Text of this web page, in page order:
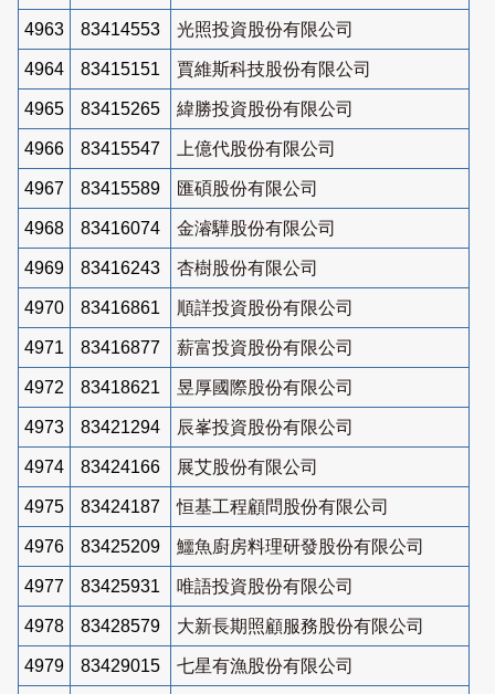
4963 83414553 光照投資股份有限公司
4964 83415151 賈維斯科技股份有限公司
4965 83415265 緯勝投資股份有限公司
4966 83415547 上億代股份有限公司
4967 83415589 匯碩股份有限公司
4968 83416074 金濬驊股份有限公司
4969 83416243 杏樹股份有限公司
4970 83416861 順詳投資股份有限公司
4971 83416877 薪富投資股份有限公司
4972 83418621 昱厚國際股份有限公司
4973 83421294 辰峯投資股份有限公司
4974 83424166 展艾股份有限公司
4975 83424187 恒基工程顧問股份有限公司
4976 83425209 鱷魚廚房料理研發股份有限公司
4977 83425931 唯語投資股份有限公司
4978 83428579 大新長期照顧服務股份有限公司
4979 83429015 七星有漁股份有限公司